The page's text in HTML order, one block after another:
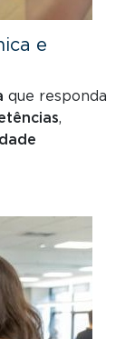
e
que responda
,